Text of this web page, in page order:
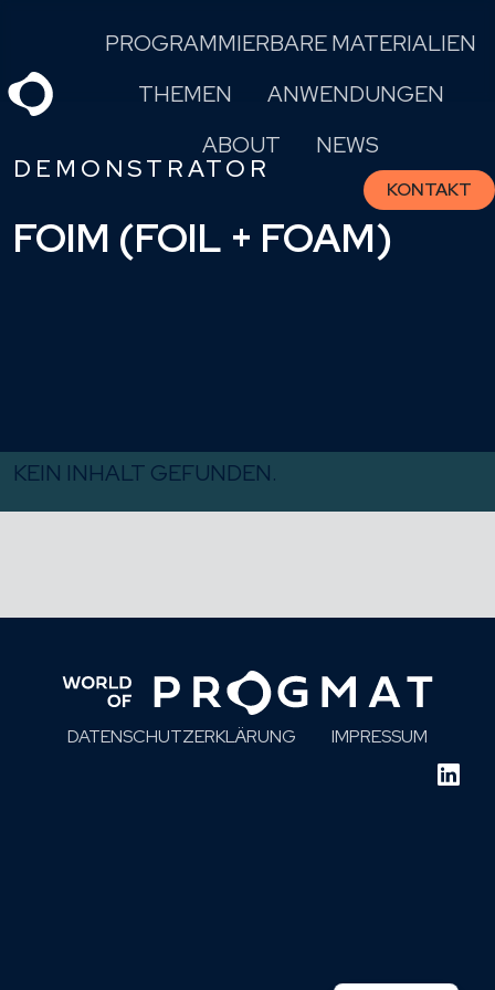
content
PROGRAMMIERBARE MATERIALIEN
THEMEN
ANWENDUNGEN
ABOUT
NEWS
KONTAKT
DEMONSTRATOR
FOIM (FOIL + FOAM)
KEIN INHALT GEFUNDEN.
DATENSCHUTZERKLÄRUNG IMPRESSUM